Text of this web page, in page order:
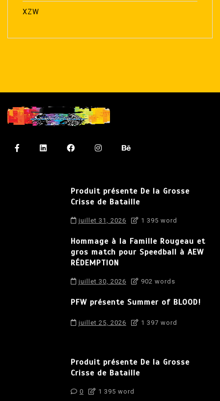
XZW
Produit présente De la Grosse
Crisse de Bataille
juillet 31, 2026 1 395 word
Hommage à la Famille Rougeau et
gros match pour Speedball à AEW
RÉDEMPTION
juillet 30, 2026 902 words
PFW présente Summer of BLOOD!
juillet 25, 2026 1 397 word
Produit présente De la Grosse
Crisse de Bataille
0 1 395 word